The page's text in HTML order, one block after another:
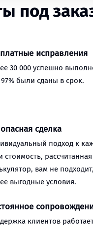
под
исправления
30 000 успешно
были сданы в срок.
сделка
подход к
стоимость,
вам не
выгодные условия.
клиентов